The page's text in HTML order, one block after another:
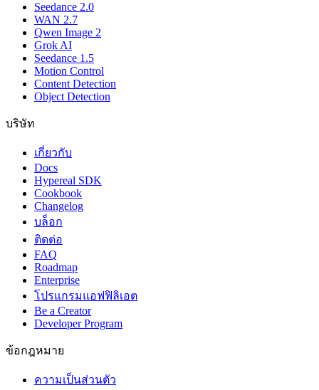
Seedance 2.0
WAN 2.7
Qwen Image 2
Grok AI
Seedance 1.5
Motion Control
Content Detection
Object Detection
บริษัท
เกี่ยวกับ
Docs
Hypereal SDK
Cookbook
Changelog
บล็อก
ติดต่อ
FAQ
Roadmap
Enterprise
โปรแกรมแอฟฟิลิเอต
Be a Creator
Developer Program
ข้อกฎหมาย
ความเป็นส่วนตัว